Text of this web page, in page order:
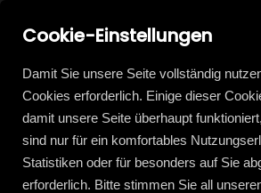
Cookie-Einstellungen
Damit Sie unsere Seite vollständig
Cookies erforderlich. Einige dieser
damit unsere Seite überhaupt
sind nur für ein komfortables
Statistiken oder für besonders auf Sie
erforderlich. Bitte stimmen Sie all